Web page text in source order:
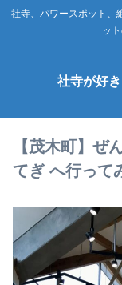
社寺、パワースポット、
ッ
社寺が好
【茂木町】ぜ
てぎ へ行って